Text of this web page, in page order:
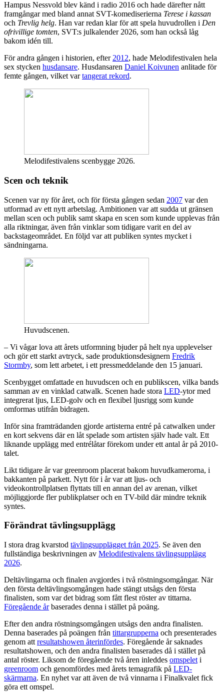
Hampus Nessvold blev känd i radio 2016 och hade därefter nått
framgångar med bland annat SVT-komediserierna Terese i kassan
och Trevlig helg. Han var redan klar för att spela huvudrollen i Den
ofrivillige tomten, SVT:s julkalender 2026, som han också låg
bakom idén till.
För andra gången i historien, efter 2012, hade Melodifestivalen hela
sex stycken husdansare. Husdansaren Daniel Koivunen anlitade för
femte gången, vilket vartangerat rekord.
Melodifestivalens scenbygge 2026.
Scen och teknik
Scenen var ny för året, och för första gången sedan 2007 var den
utformad av ett nytt arbetslag. Ambitionen var att sudda ut gränsen
mellan scen och publik samt skapa en scen som kunde upplevas från
alla riktningar, även från vinklar som tidigare varit en del av
backstageområdet. En följd var att publiken syntes mycket i
sändningarna.
Huvudscenen.
– Vi vågar lova att årets utformning bjuder på helt nya upplevelser
och gör ett starkt avtryck, sade produktionsdesignern Fredrik
Stormby, som lett arbetet, i ett pressmeddelande den 15 januari.
Scenbygget omfattade en huvudscen och en publikscen, vilka bands
samman av en vinklad catwalk. Scenen hade stora LED-ytor med
integrerat ljus, LED-golv och en flexibel ljusrigg som kunde
omformas utifrån bidragen.
Inför sina framträdanden gjorde artisterna entré på catwalken under
en kort sekvens där en låt spelade som artisten själv hade valt. Ett
liknande upplägg med entrélåtar förekom under ett antal år på 2010-
talet.
Likt tidigare år var greenroom placerat bakom huvudkamerorna, i
bakkanten på parkett. Nytt för i år var att ljus- och
videokontrollplatsen flyttats till en annan del av arenan, vilket
möjliggjorde fler publikplatser och en TV-bild där mindre teknik
syntes.
Förändrat tävlingsupplägg
I stora drag kvarstod tävlingsupplägget från 2025. Se även den
fullständiga beskrivningen av Melodifestivalens tävlingsupplägg
2026.
Deltävlingarna och finalen avgjordes i två röstningsomgångar. När
den första deltävlingsomgången hade stängt utsågs den första
finalisten, som var det bidrag som fått flest röster av tittarna.
Föregående årbaserades denna i stället på poäng.
Efter den andra röstningsomgången utsågs den andra finalisten.
Denna baserades på poängen från tittargrupperna och presenterades
genom att resultatshowen återinfördes. Föregående år saknades
resultatshowen, och den andra finalisten baserades då i stället på
antal röster. Liksom de föregående två åren inleddes omspelet i
greenroom och genomfördes med årets temagrafik på LED-
skärmarna. En nyhet var att även de två vinnarna i Finalkvalet fick
göra ett omspel.